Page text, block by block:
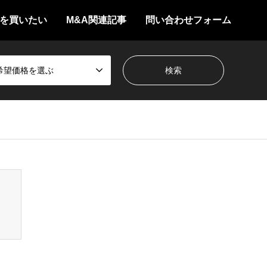
買いたい M&A関連記事 問い合わせフォーム
望価格を選ぶ